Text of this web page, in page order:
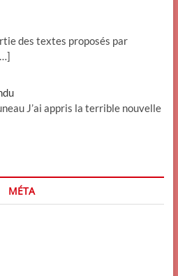
des textes proposés par
J’ai appris la terrible nouvelle
MÉTA